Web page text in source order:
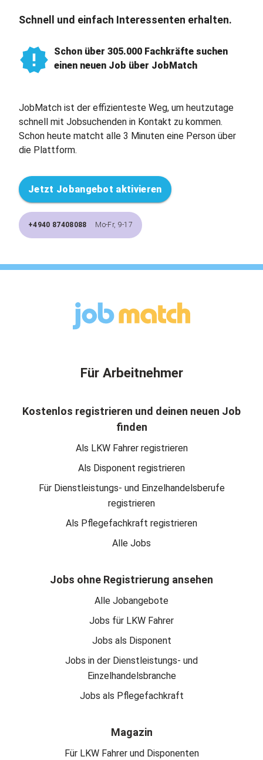
Schnell und einfach Interessenten erhalten.
Schon über 305.000 Fachkräfte suchen
einen neuen Job über JobMatch
JobMatch ist der effizienteste Weg, um heutzutage
schnell mit Jobsuchenden in Kontakt zu kommen.
Schon heute matcht alle 3 Minuten eine Person über
die Plattform.
Jetzt Jobangebot aktivieren
+4940 87408088 Mo-Fr, 9-17
Für Arbeitnehmer
Kostenlos registrieren und deinen neuen Job
finden
Als LKW Fahrer registrieren
Als Disponent registrieren
Für Dienstleistungs- und Einzelhandelsberufe
registrieren
Als Pflegefachkraft registrieren
Alle Jobs
Jobs ohne Registrierung ansehen
Alle Jobangebote
Jobs für LKW Fahrer
Jobs als Disponent
Jobs in der Dienstleistungs- und
Einzelhandelsbranche
Jobs als Pflegefachkraft
Magazin
Für LKW Fahrer und Disponenten